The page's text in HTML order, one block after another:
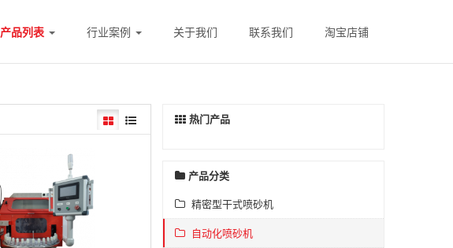
产品列表 行业案例 关于我们 联系我们 淘宝店铺
热门产品
产品分类
精密型干式喷砂机
自动化喷砂机